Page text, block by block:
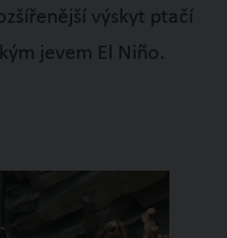
výskyt ptačí
jevem El Niño.